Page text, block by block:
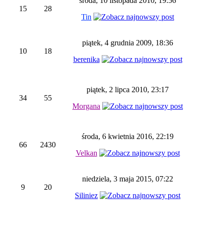
15 28
Tin
10 18
piątek, 4 grudnia 2009, 18:36
berenika
34 55
piątek, 2 lipca 2010, 23:17
Morgana
66 2430
środa, 6 kwietnia 2016, 22:19
Velkan
9 20
niedziela, 3 maja 2015, 07:22
Siliniez